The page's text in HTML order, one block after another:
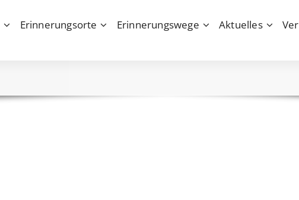
Erinnerungsorte Erinnerungswege Aktuelles